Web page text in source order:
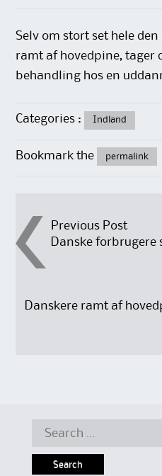
Selv om stort set hele
ramt af hovedpine, tager
behandling hos en
Categories : Indland
Bookmark the permalink
Post
navigation
Previous Post
Danske
Danskere ramt af
Search